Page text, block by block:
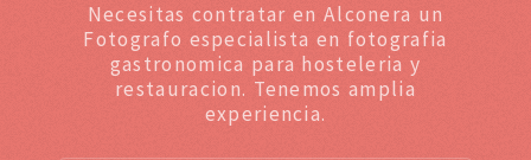
Necesitas contratar en Alconera un
Fotografo especialista en fotografia
gastronomica para hosteleria y
restauracion. Tenemos amplia
experiencia.